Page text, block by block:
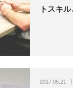
トスキ
2017.05.21